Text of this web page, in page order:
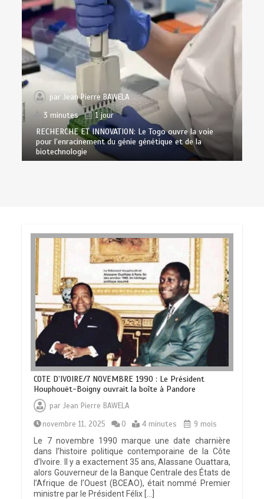
parJean Pierre BAWELA
3 minutes
1 jour
RECHERCHE ET INNOVATION: Le Togo ouvre la voie
pour l’enracinement du génie génétique et de la
biotechnologie
COTE D’IVOIRE/7 NOVEMBRE 1990 : Le Président
Houphouët-Boigny ouvrait la boîte à Pandore
parJean Pierre BAWELA
novembre 11, 2025
0 4 minutes
9 mois
Le 7 novembre 1990 marque une date charnière
dans l’histoire politique contemporaine de la Côte
d’Ivoire. Il y a exactement 35 ans, Alassane Ouattara,
alors Gouverneur de la Banque Centrale des États de
l’Afrique de l’Ouest (BCEAO), était nommé Premier
ministre par le Président Félix […]